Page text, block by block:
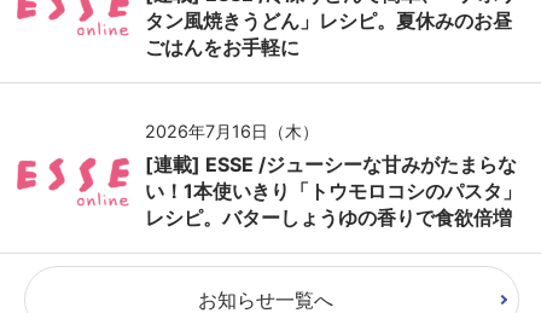
タン風焼きうどん」レシピ。夏休みのお昼
ごはんをお手軽に
2026年7月16日（木）
[連載] ESSE /ジューシーな甘みがたまらな
い！1本使いきり「トウモロコシのパスタ」
レシピ。バターしょうゆの香りで食欲倍増
お知らせ一覧へ